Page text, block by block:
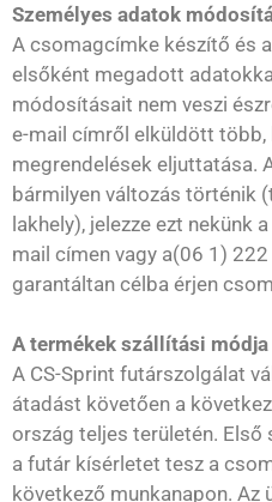
Személyes adatok
A csomagcímke készítő és
elsőként megadott
módosításait nem veszi
e-mail címről elküldött
megrendelések eljuttatása.
bármilyen változás történik
lakhely), jelezze ezt nekünk
mail címen vagy a(06 1)
garantáltan célba érjen
A termékek szállítási módja
A CS-Sprint futárszolgálat
átadást követően a
ország teljes területén.
a futár kísérletet tesz a
következő munkanapon. Az